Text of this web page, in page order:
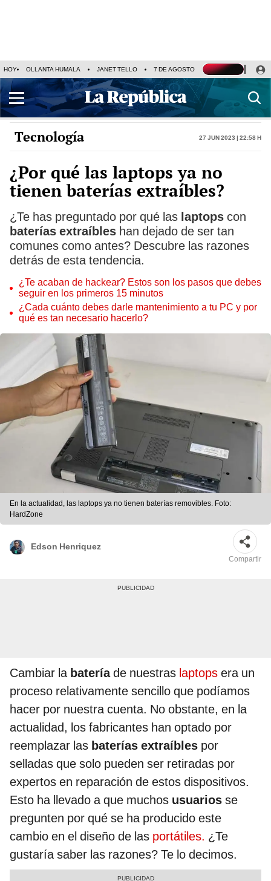
HOY OLLANTA HUMALA JANET TELLO 7 DE AGOSTO TINKA RESULTADOS
Tecnología 27 Jun 2023 | 22:58 h
¿Por qué las laptops ya no
tienen baterías extraíbles?
¿Te has preguntado por qué las laptops con
baterías extraíbles han dejado de ser tan
comunes como antes? Descubre las razones
detrás de esta tendencia.
¿Te acaban de hackear? Estos son los pasos que debes
seguir en los primeros 15 minutos
¿Cada cuánto debes darle mantenimiento a tu PC y por
qué es tan necesario hacerlo?
En la actualidad, las laptops ya no tienen baterías removibles. Foto:
HardZone
Edson Henriquez
Compartir
Cambiar la bateríade nuestras laptops era un
proceso relativamente sencillo que podíamos
hacer por nuestra cuenta. No obstante, en la
actualidad, los fabricantes han optado por
reemplazar las baterías extraíbles por
selladas que solo pueden ser retiradas por
expertos en reparación de estos dispositivos.
Esto ha llevado a que muchos usuarios se
pregunten por qué se ha producido este
cambio en el diseño de las portátiles. ¿Te
gustaría saber las razones? Te lo decimos.